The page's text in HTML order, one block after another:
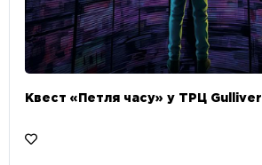
Квест «Петля часу» у ТРЦ Gulliver